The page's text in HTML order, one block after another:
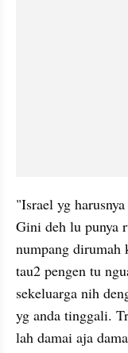
"Israel yg
Gini deh lu punya
numpang dirumah
tau2 pengen tu
sekeluarga nih
yg anda tinggali.
lah damai aja